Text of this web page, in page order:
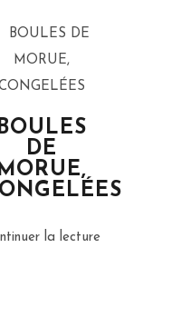
DE
la lecture